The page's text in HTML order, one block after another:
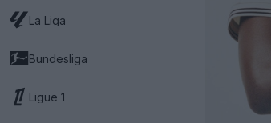
La Liga
Bundesliga
Ligue 1